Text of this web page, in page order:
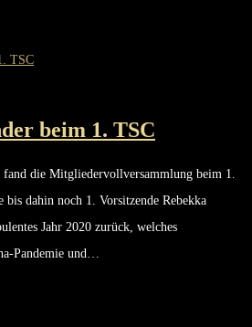
beim 1. TSC
die Mitgliedervollversammlung beim 1.
dahin noch 1. Vorsitzende Rebekka
Jahr 2020 zurück, welches
Pandemie und…